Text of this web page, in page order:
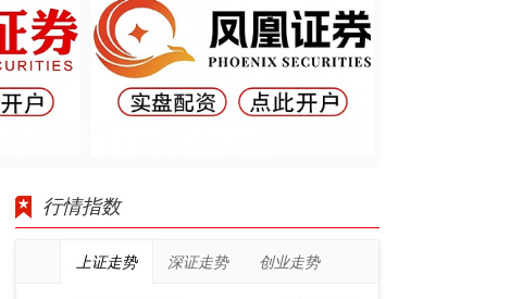
行情指数
上证走势 深证走势 创业走势